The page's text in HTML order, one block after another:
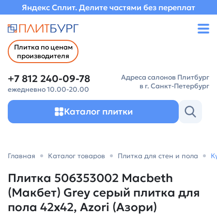
Яндекс Сплит. Делите частями без переплат
Плитка по ценам
производителя
+7 812 240-09-78
ежедневно 10.00-20.00
Адреса салонов Плитбург
в г. Санкт-Петербург
Каталог плитки
Главная Каталог товаров Плитка для стен и пола
Плитка 506353002 Macbeth
(Макбет) Grey серый плитка для
пола 42х42, Azori (Азори)